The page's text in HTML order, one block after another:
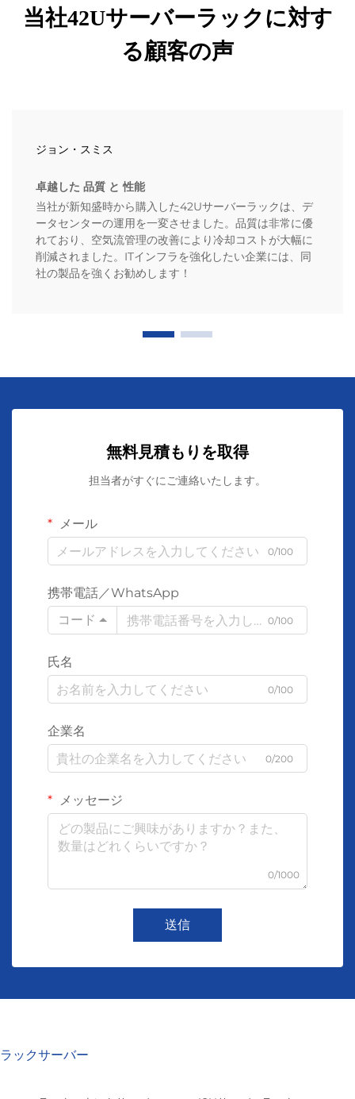
当社42Uサーバーラックに対す
る顧客の声
ジョン・スミス
卓越した 品質 と 性能
当社が新知盛時から購入した42Uサーバーラックは、デ
ータセンターの運用を一変させました。品質は非常に優
れており、空気流管理の改善により冷却コストが大幅に
削減されました。ITインフラを強化したい企業には、同
社の製品を強くお勧めします！
無料見積もりを取得
担当者がすぐにご連絡いたします。
メール
0/100
携帯電話／WhatsApp
コード
0/100
氏名
0/100
企業名
0/200
メッセージ
0/1000
送信
ラックサーバー